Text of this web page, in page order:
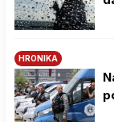
HRONIKA